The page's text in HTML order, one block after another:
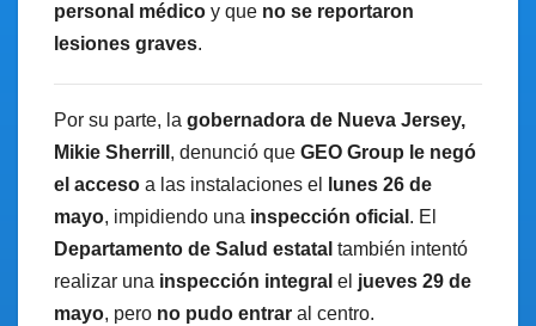
personal médico y que no se reportaron
lesiones graves.
Por su parte, la gobernadora de Nueva Jersey,
Mikie Sherrill , denunció que GEO Group le negó
el acceso a las instalaciones el
lunes 26 de
mayo, impidiendo una inspección oficial . El
Departamento de Salud estatal también intentó
realizar una inspección integral el jueves 29 de
mayo, pero no pudo entrar al centro.